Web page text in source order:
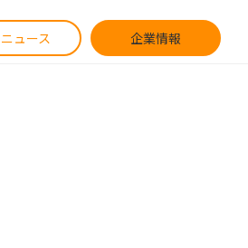
ニュース 企業情報